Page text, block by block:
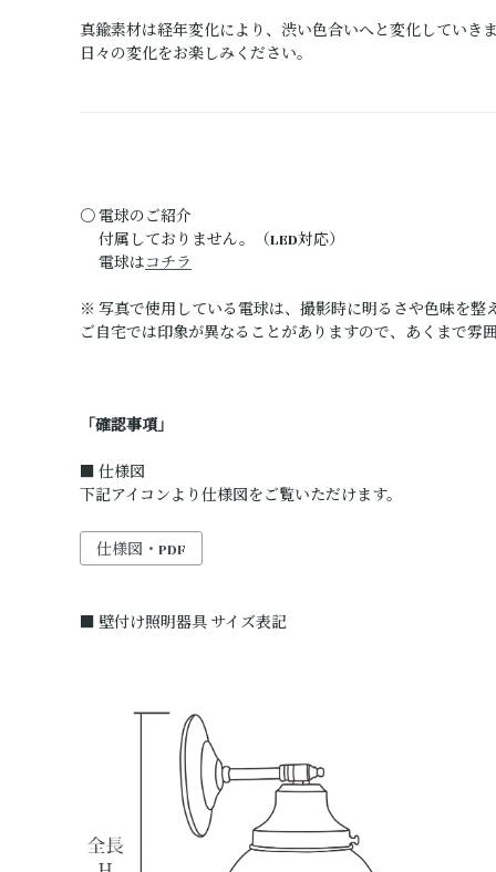
真鍮素材は経年変化により、渋い色合いへと変化していきま
日々の変化をお楽しみください。
〇 電球のご紹介
付属しておりません。（LED対応）
電球はコチラ
※ 写真で使用している電球は、撮影時に明るさや色味を整
ご自宅では印象が異なることがありますので、あくまで雰
「確認事項」
■ 仕様図
下記アイコンより仕様図をご覧いただけます。
仕様図・PDF
■ 壁付け照明器具 サイズ表記